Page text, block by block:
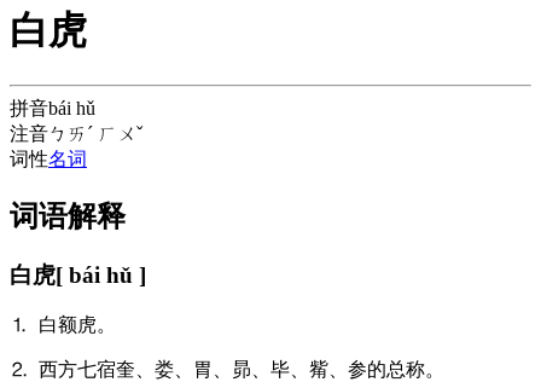
白虎
拼音bái hǔ
注音ㄅㄞˊ ㄏㄨˇ
词性名词
词语解释
白虎[ bái hǔ ]
⒈ 白额虎。
⒉ 西方七宿奎、娄、胃、昴、毕、觜、参的总称。